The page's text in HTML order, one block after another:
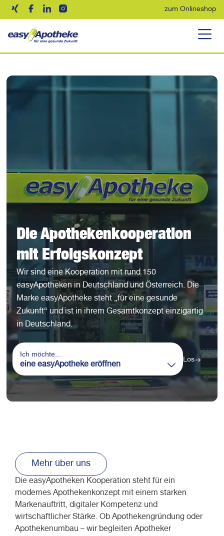
zum Onlineshop
Die Apotheken­­kooperation
mit Erfolgskonzept
Wir sind eine Kooperation mit rund 150
easyApotheken in Deutschland und Österreich. Die
Marke easyApotheke steht „für eine gesunde
Zukunft“ und ist in ihrem Gesamtkonzept einzigartig
in Deutschland.
Ich möchte...
eine easyApotheke eröffnen
Los
Mehr über uns
Die easyApotheken Kooperation steht für ein
modernes Apothekenkonzept mit einem starken
Markenauftritt, digitaler Kompetenz und
wirtschaftlicher Stärke. Ob Apothekengründung oder
Apothekenumbau – wir begleiten Apotheker